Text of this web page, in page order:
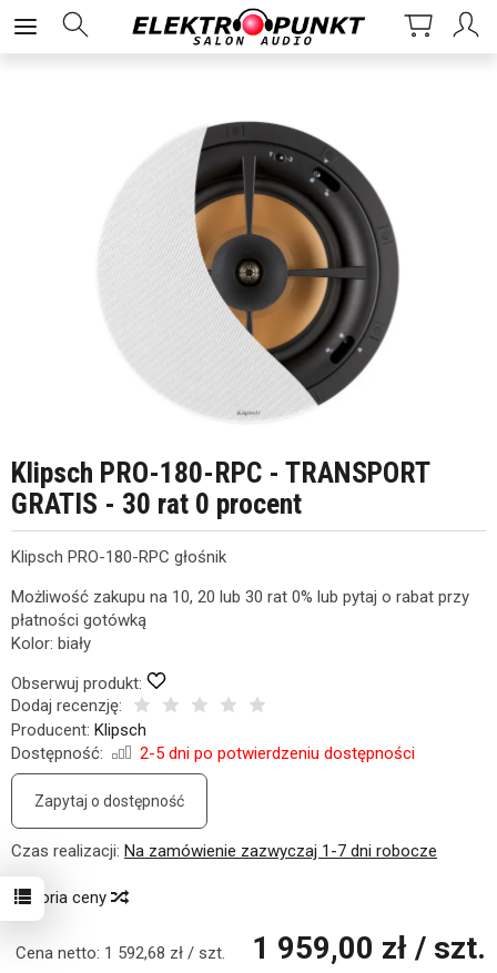
Klipsch PRO-180-RPC - TRANSPORT
GRATIS - 30 rat 0 procent
Klipsch PRO-180-RPC głośnik
Możliwość zakupu na 10, 20 lub 30 rat 0% lub pytaj o rabat przy
płatności gotówką
Kolor: biały
Obserwuj produkt:
Dodaj recenzję:
Producent: Klipsch
Dostępność:
2-5 dni po potwierdzeniu dostępności
Zapytaj o dostępność
Czas realizacji: Na zamówienie zazwyczaj 1-7 dni robocze
Historia ceny
Cena netto: 1 592,68 zł / szt. 1 959,00 zł / szt.